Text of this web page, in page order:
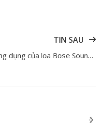
TIN SAU
Ứng dụng của loa Bose SoundLink Max trong thế giới giải trí